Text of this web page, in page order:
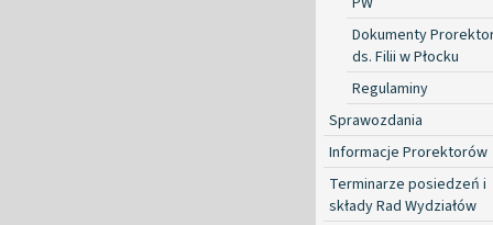
Dokumenty
ds. Filii w Płocku
Regulaminy
Sprawozdania
Informacje Prorektorów
Terminarze posiedzeń i
składy Rad Wydziałów